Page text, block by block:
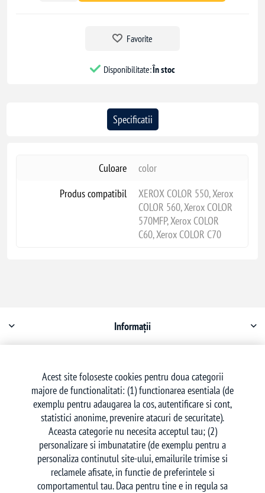
Favorite
Disponibilitate:În stoc
Specificatii
Culoare
color
Produs compatibil
XEROX COLOR 550, Xerox
COLOR 560, Xerox COLOR
570MFP, Xerox COLOR
C60, Xerox COLOR C70
Informații
Serviciu clienți
Urmăriți-ne
Acest site foloseste cookies pentru doua categorii
majore de functionalitati: (1) functionarea esentiala (de
exemplu pentru adaugarea la cos, autentificare si cont,
statistici anonime, prevenire atacuri de securitate).
Aceasta categorie nu necesita acceptul tau; (2)
personalizare si imbunatatire (de exemplu pentru a
personaliza continutul site-ului, emailurile trimise si
reclamele afisate, in functie de preferintele si
comportamentul tau. Daca pentru tine e in regula sa